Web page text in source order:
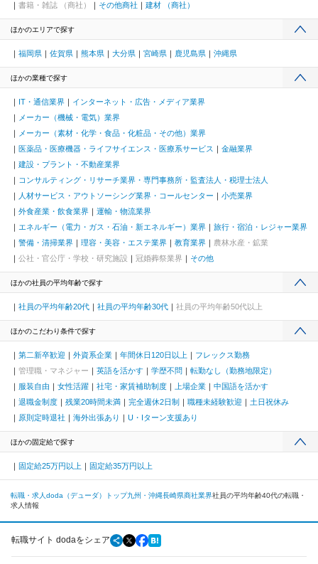
書籍・雑誌 （商社）
その他商社 建材 （商社）
ほかのエリアで探す
福岡県 佐賀県 熊本県 大分県 宮崎県 鹿児島県 沖縄県
ほかの業種で探す
IT・通信業界
インターネット・広告・メディア業界
メーカー（機械・電気）業界
メーカー（素材・化学・食品・化粧品・その他）業界
医薬品・医療機器・ライフサイエンス・医療系サービス
金融業界
建設・プラント・不動産業界
コンサルティング・リサーチ業界・専門事務所・監査法人・税理士法人
人材サービス・アウトソーシング業界・コールセンター
小売業界
外食産業・飲食業界
運輸・物流業界
エネルギー（電力・ガス・石油・新エネルギー）業界
旅行・宿泊・レジャー業界
警備・清掃業界
理容・美容・エステ業界 教育業界
農林水産・鉱業
公社・官公庁・学校・研究施設
冠婚葬祭業界 その他
ほかの社員の平均年齢で探す
社員の平均年齢20代 社員の平均年齢30代 社員の平均年齢50代以上
ほかのこだわり条件で探す
第二新卒歓迎 外資系企業 年間休日120日以上
フレックス勤務
管理職・マネジャー
英語を活かす 学歴不問
転勤なし（勤務地限定）
服装自由
女性活躍 社宅・家賃補助制度 上場企業
中国語を活かす
退職金制度
残業20時間未満 完全週休2日制 職種未経験歓迎
土日祝休み
原則定時退社
海外出張あり U・Iターン支援あり
ほかの固定給で探す
固定給25万円以上 固定給35万円以上
転職・求人doda（デューダ）トップ九州・沖縄長崎県商社業界社員の平均年齢40代の転職・
求人情報
転職サイト dodaをシェア